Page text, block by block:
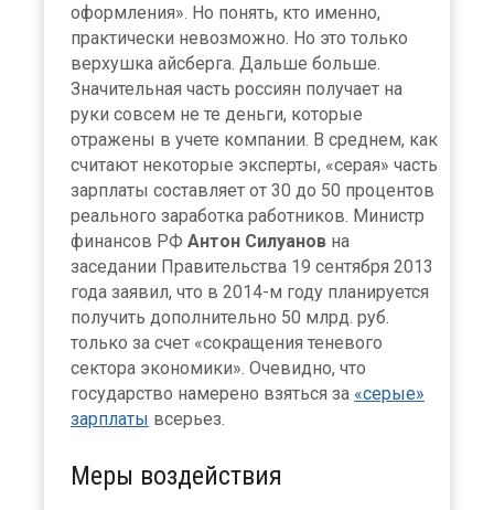
оформления». Но понять, кто именно,
практически невозможно. Но это только
верхушка айсберга. Дальше больше.
Значительная часть россиян получает на
руки совсем не те деньги, которые
отражены в учете компании. В среднем, как
считают некоторые эксперты, «серая» часть
зарплаты составляет от 30 до 50 процентов
реального заработка работников. Министр
финансов РФ Антон Силуанов на
заседании Правительства 19 сентября 2013
года заявил, что в 2014-м году планируется
получить дополнительно 50 млрд. руб.
только за счет «сокращения теневого
сектора экономики». Очевидно, что
государство намерено взяться за «серые»
зарплаты всерьез.
Меры воздействия